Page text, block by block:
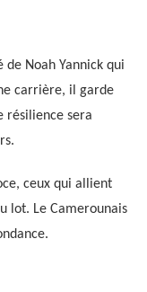
de Noah Yannick qui
carrière, il garde
résilience sera
ceux qui allient
lot. Le Camerounais